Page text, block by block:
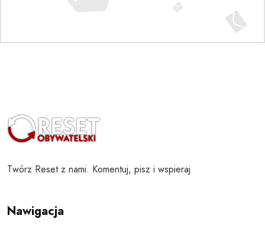
Twórz Reset z nami. Komentuj, pisz i wspieraj
Nawigacja